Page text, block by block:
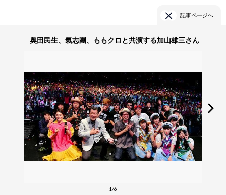
記事ページへ
奥田民生、氣志團、ももクロと共演する加山雄三さん
1/6